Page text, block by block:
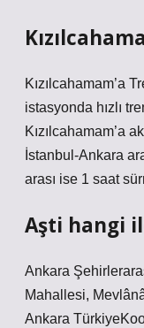
Kızılcahamam’a
istasyonda hızlı
Kızılcahamam’a
İstanbul-Ankara
arası ise 1 saat
Aşti hangi
Ankara
Mahallesi,
Ankara